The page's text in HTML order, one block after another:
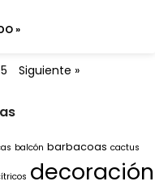
»
5 Siguiente »
balcón barbacoas cactus
decoración